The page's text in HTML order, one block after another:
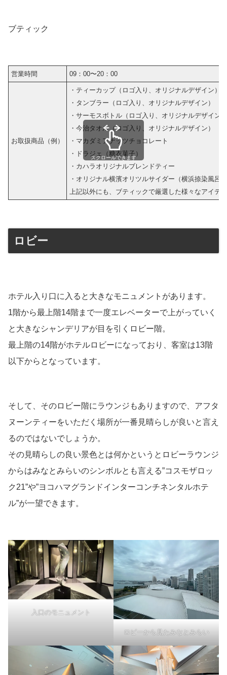
ブティック
営業時間 09：00〜20：00
お取扱商品（例）
・ティーカップ（ロゴ入り、オリジナルデザイン）
・タンブラー（ロゴ入り、オリジナルデザイン）
・サーモスボトル（ロゴ入り、オリジナルデザイン）
・今治タオル（ロゴ入り、オリジナルデザイン）
・マカダミアナッツチョコレート
・ドラジェ（糖衣菓子）
・カハラオリジナルブレンドティー
・オリジナル横濱オリツルサイダー（横浜捺染風呂
上記以外にも、ブティックで厳選した様々なアイテ
スクロールできます
ロビー
ホテル入り口に入ると大きなモニュメントがあります。
1階から最上階14階まで一度エレベーターで上がっていく
と大きなシャンデリアが目を引くロビー階。
最上階の14階がホテルロビーになっており、客室は13階
以下からとなっています。
そして、そのロビー階にラウンジもありますので、アフタ
ヌーンティーをいただく場所が一番見晴らしが良いと言え
るのではないでしょうか。
その見晴らしの良い景色とは何かというとロビーラウンジ
からはみなとみらいのシンボルとも言える”コスモザロッ
ク21”や”ヨコハマグランドインターコンチネンタルホテ
ル”が一望できます。
入口のモニュメント
ロビーから見たみなとみらい